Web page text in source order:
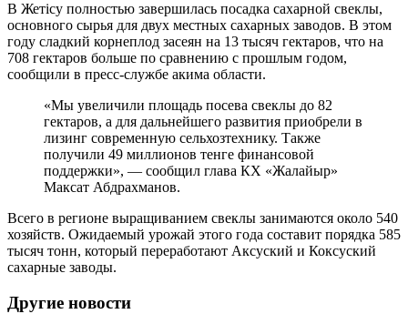
В Жетісу полностью завершилась посадка сахарной свеклы,
основного сырья для двух местных сахарных заводов. В этом
году сладкий корнеплод засеян на 13 тысяч гектаров, что на
708 гектаров больше по сравнению с прошлым годом,
сообщили в пресс-службе акима области.
«Мы увеличили площадь посева свеклы до 82
гектаров, а для дальнейшего развития приобрели в
лизинг современную сельхозтехнику. Также
получили 49 миллионов тенге финансовой
поддержки», — сообщил глава КХ «Жалайыр»
Максат Абдрахманов.
Всего в регионе выращиванием свеклы занимаются около 540
хозяйств. Ожидаемый урожай этого года составит порядка 585
тысяч тонн, который переработают Аксуский и Коксуский
сахарные заводы.
Другие новости